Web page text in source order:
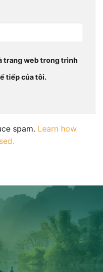
trang web trong trình
tiếp của tôi.
spam. Learn how